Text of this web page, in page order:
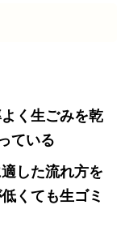
く生ごみを乾
ている
した流れ方を
くても生ゴミ